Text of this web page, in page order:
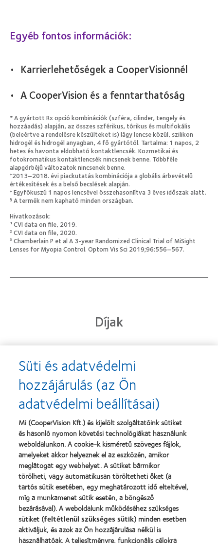
Egyéb fontos információk:
Karrierlehetőségek a CooperVisionnél
A CooperVision és a fenntarthatóság
* A gyártott Rx opció kombinációk (szféra, cilinder, tengely és
hozzáadás) alapján, az összes szférikus, tórikus és multifokális
(beleértve a rendelésre készülteket is) lágy lencse közül, szilikon
hidrogél és hidrogél anyagban, 4 fő gyártótól. Tartalma: 1 napos, 2
hetes és havonta eldobható kontaktlencsék. Kozmetikai és
fotokromatikus kontaktlencsék nincsenek benne. Többféle
alapgörbéjű változatok nincsenek benne.
†2013–2018. évi piackutatás kombinációja a globális árbevételű
értékesítések és a belső becslések alapján.
‡ Egyfókuszú 1 napos lencsével összehasonlítva 3 éves időszak alatt.
§ A termék nem kapható minden országban.
Hivatkozások:
1 CVI data on file, 2019.
2 CVI data on file, 2020.
3 Chamberlain P et al A 3-year Randomized Clinical Trial of MiSight
Lenses for Myopia Control. Optom Vis Sci 2019;96:556–567.
Díjak
Learn
more
about
2013.
évi
Silmo
díj
a
legjobb
termékért
–
MyDay™
Learn
more
about
„Contact
Lens
Product
the
Year”,
2013
Learn
more
about
Magyar
Vakok
és
Gyengénlátók
Országos
Szövetsége
Learn
more
about
"BCLA
Award",
2019
Termékeink
Találja meg a lencséjét
Süti és adatvédelmi
hozzájárulás (az Ön
adatvédelmi beállításai)
Mi (CooperVision Kft.) és kijelölt szolgáltatóink sütiket
és hasonló nyomon követési technológiákat használunk
weboldalunkon. A cookie-k kisméretű szöveges fájlok,
amelyeket akkor helyeznek el az eszközén, amikor
meglátogat egy webhelyet. A sütiket bármikor
törölheti, vagy automatikusan töröltetheti őket (a
tartós sütik esetében, egy meghatározott idő elteltével,
míg a munkamenet sütik esetén, a böngésző
bezárásával). A weboldalunk működéséhez szükséges
sütiket (feltétlenül szükséges sütik) minden esetben
aktiváljuk, és azok az Ön hozzájárulása nélkül is
használhatóak. A teljesítményre, funkcionális célokra